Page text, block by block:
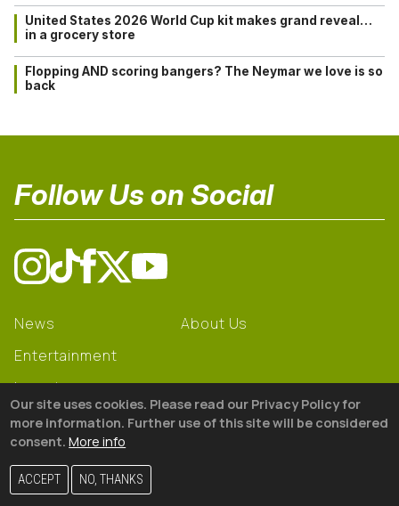
United States 2026 World Cup kit makes grand reveal…
in a grocery store
Flopping AND scoring bangers? The Neymar we love is so
back
Follow Us on Social
News
Entertainment
Learning
Gear
About Us
© 2026 The18
Our site uses cookies. Please read our Privacy Policy for
more information. Further use of this site will be considered
consent. More info
ACCEPT NO, THANKS